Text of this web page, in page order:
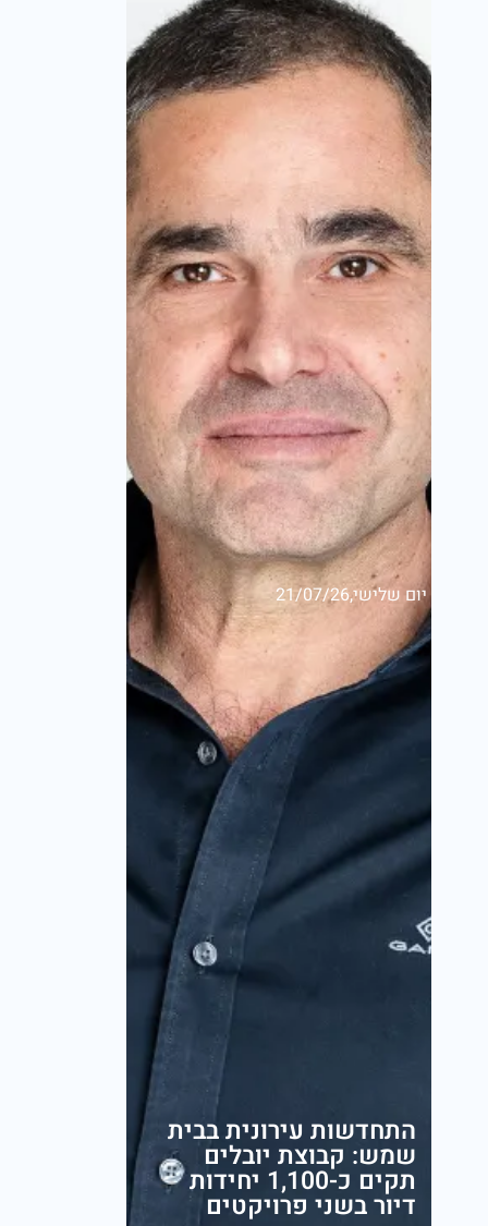
התחדשות עירונית בבית
שמש: קבוצת יובלים
תקים כ-1,100 יחידות
דיור בשני פרויקטים
יום שלישי,21/07/26